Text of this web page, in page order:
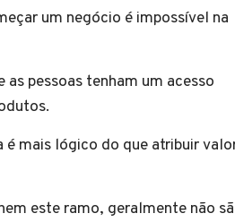
um negócio é impossível na
pessoas tenham um acesso
é mais lógico do que atribuir
este ramo, geralmente não